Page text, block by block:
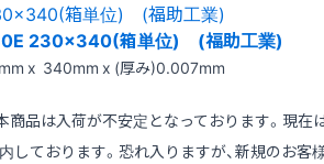
230x340(箱単位) (福助工業)
x 340mm x (厚み)0.007mm
商品は入荷が不安定となっております。現在
しております。恐れ入りますが、新規のお客